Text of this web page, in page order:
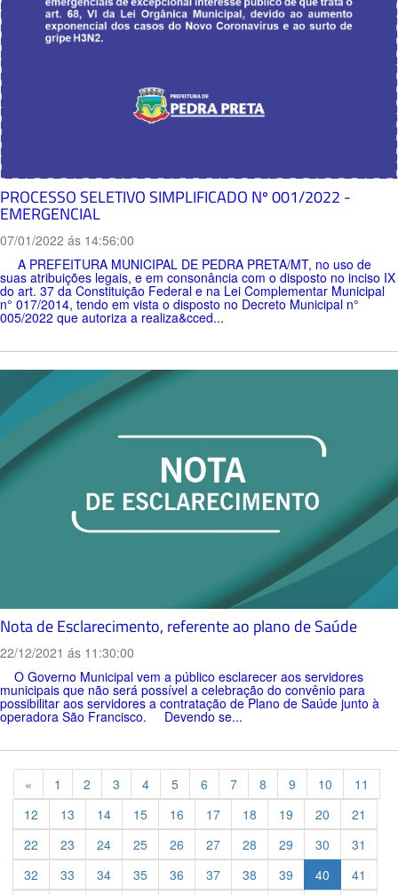
PROCESSO SELETIVO SIMPLIFICADO Nº 001/2022 -
EMERGENCIAL
07/01/2022 ás 14:56:00
A PREFEITURA MUNICIPAL DE PEDRA PRETA/MT, no uso de
suas atribuições legais, e em consonância com o disposto no inciso IX
do art. 37 da Constituição Federal e na Lei Complementar Municipal
n° 017/2014, tendo em vista o disposto no Decreto Municipal n°
005/2022 que autoriza a realiza&cced...
Nota de Esclarecimento, referente ao plano de Saúde
22/12/2021 ás 11:30:00
O Governo Municipal vem a público esclarecer aos servidores
municipais que não será possível a celebração do convênio para
possibilitar aos servidores a contratação de Plano de Saúde junto à
operadora São Francisco. Devendo se...
« Previous
1 2 3 4 5 6 7 8 9 10
11
12
13 14 15 16 17 18 19 20
21
22
23 24 25 26 27 28 29 30
31
32
33 34 35 36 37 38 39 40 41